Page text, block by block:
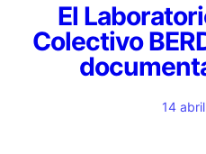
El
Colectivo
14